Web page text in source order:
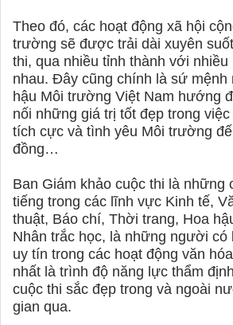
Theo đó, các hoạt động xã hội
trường sẽ được trải dài xuyên
thi, qua nhiều tỉnh thành với
nhau. Đây cũng chính là sứ mệnh
hậu Môi trường Việt Nam hướng
nối những giá trị tốt đẹp trong
tích cực và tình yêu Môi trường
đồng…
Ban Giám khảo cuộc thi là những
tiếng trong các lĩnh vực Kinh tế,
thuật, Báo chí, Thời trang, Hoa
Nhân trắc học, là những người có
uy tín trong các hoạt động văn
nhất là trình độ năng lực thẩm
cuộc thi sắc đẹp trong và ngoài
gian qua.